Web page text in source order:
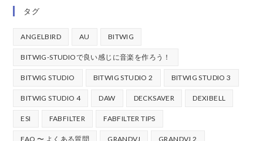
タグ
ANGELBIRD AU BITWIG
BITWIG-STUDIOで良い感じに音楽を作ろう！
BITWIG STUDIO BITWIG STUDIO 2 BITWIG STUDIO 3
BITWIG STUDIO 4 DAW DECKSAVER DEXIBELL
ESI FABFILTER FABFILTER TIPS
FAQ 〜 よくある質問 GRANDVJ GRANDVJ 2